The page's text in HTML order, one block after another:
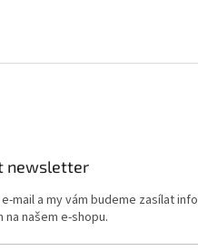
newsletter
mail a my vám budeme zasílat
našem e-shopu.